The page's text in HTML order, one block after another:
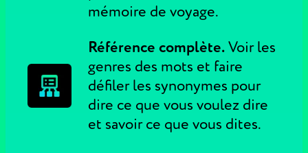
mémoire de voyage.
Référence complète.Voir les
genres des mots et faire
défiler les synonymes pour
dire ce que vous voulez dire
et savoir ce que vous dites.